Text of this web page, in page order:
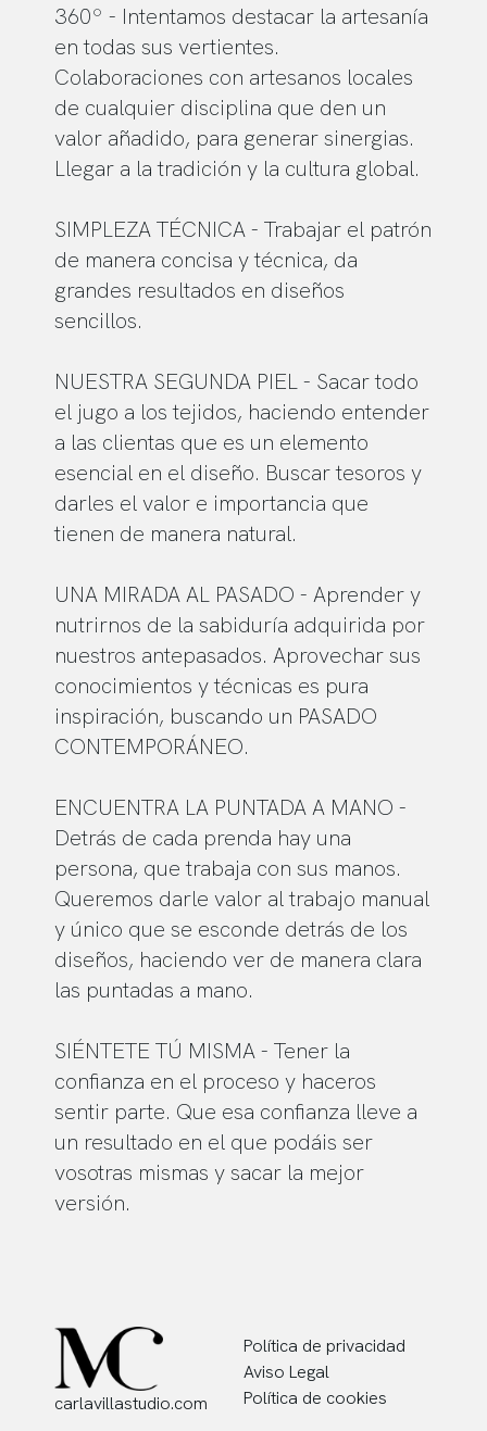
360º - Intentamos destacar la artesanía
en todas sus vertientes.
Colaboraciones con artesanos locales
de cualquier disciplina que den un
valor añadido, para generar sinergias.
Llegar a la tradición y la cultura global.
SIMPLEZA TÉCNICA - Trabajar el patrón
de manera concisa y técnica, da
grandes resultados en diseños
sencillos.
NUESTRA SEGUNDA PIEL - Sacar todo
el jugo a los tejidos, haciendo entender
a las clientas que es un elemento
esencial en el diseño. Buscar tesoros y
darles el valor e importancia que
tienen de manera natural.
UNA MIRADA AL PASADO - Aprender y
nutrirnos de la sabiduría adquirida por
nuestros antepasados. Aprovechar sus
conocimientos y técnicas es pura
inspiración, buscando un PASADO
CONTEMPORÁNEO.
ENCUENTRA LA PUNTADA A MANO -
Detrás de cada prenda hay una
persona, que trabaja con sus manos.
Queremos darle valor al trabajo manual
y único que se esconde detrás de los
diseños, haciendo ver de manera clara
las puntadas a mano.
SIÉNTETE TÚ MISMA - Tener la
confianza en el proceso y haceros
sentir parte. Que esa confianza lleve a
un resultado en el que podáis ser
vosotras mismas y sacar la mejor
versión.
carlavillastudio.com
Política de privacidad
Aviso Legal
Política de cookies